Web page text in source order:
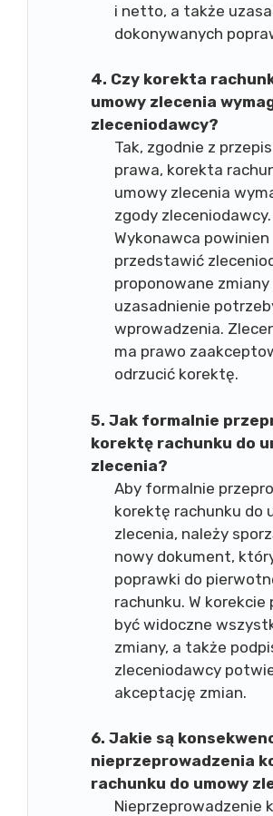
i netto, a także
dokonywanych
4. Czy korekta
umowy zlecenia
zleceniodawcy?
Tak, zgodnie z
prawa, korekta
umowy zlecenia
zgody zleceniodawcy.
Wykonawca powinien
przedstawić
proponowane zmiany
uzasadnienie
wprowadzenia.
ma prawo
odrzucić korektę.
5. Jak formalnie
korektę rachunku do
zlecenia?
Aby formalnie
korektę rachunku do
zlecenia, należy
nowy dokument,
poprawki do
rachunku. W korekcie
być widoczne
zmiany, a także
zleceniodawcy
akceptację zmian.
6. Jakie są
nieprzeprowadzenia
rachunku do umowy
Nieprzeprowadzenie